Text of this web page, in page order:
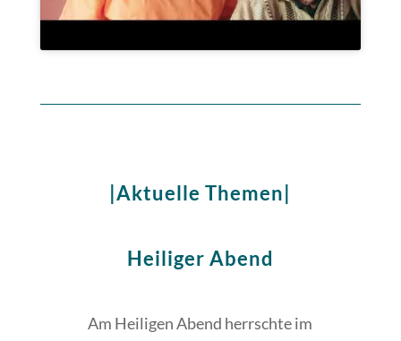
|Aktuelle Themen|
Heiliger Abend
Am Heiligen Abend herrschte im